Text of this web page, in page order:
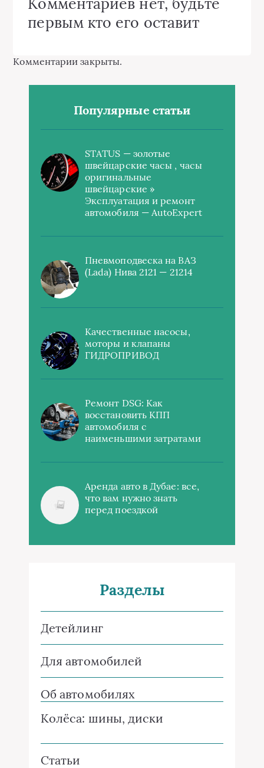
первым кто его оставит
Комментарии закрыты.
Популярные статьи
STATUS — золотые
швейцарские часы , часы
оригинальные
швейцарские »
Эксплуатация и ремонт
автомобиля — AutoExpert
Пневмоподвеска на ВАЗ
(Lada) Нива 2121 — 21214
Качественные насосы,
моторы и клапаны
ГИДРОПРИВОД
Ремонт DSG: Как
восстановить КПП
автомобиля с
наименьшими затратами
Аренда авто в Дубае: все,
что вам нужно знать
перед поездкой
Разделы
Детейлинг
Для автомобилей
Об автомобилях
Колёса: шины, диски
Статьи